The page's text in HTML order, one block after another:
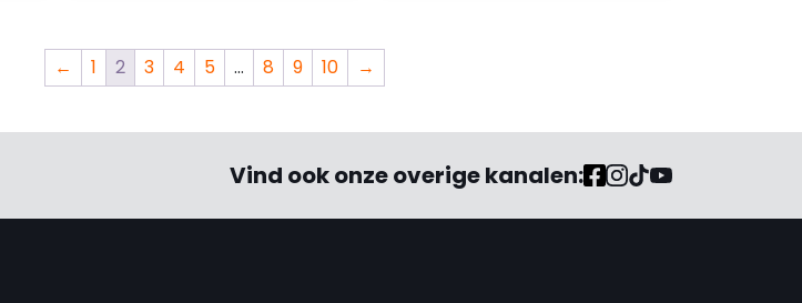
← 1 2 3 4 5 … 8 9 10 →
Vind ook onze overige kanalen: